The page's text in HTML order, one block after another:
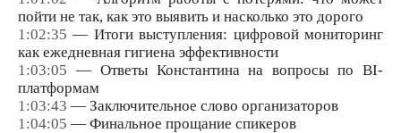
пойти не так, как это выявить и насколько это дорого
1:02:35 — Итоги выступления: цифровой мониторинг
как ежедневная гигиена эффективности
1:03:05 — Ответы Константина на вопросы по BI-
платформам
1:03:43 — Заключительное слово организаторов
1:04:05 — Финальное прощание спикеров